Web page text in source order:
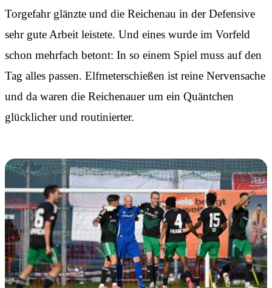
Torgefahr glänzte und die Reichenau in der Defensive
sehr gute Arbeit leistete. Und eines wurde im Vorfeld
schon mehrfach betont: In so einem Spiel muss auf den
Tag alles passen. Elfmeterschießen ist reine Nervensache
und da waren die Reichenauer um ein Quäntchen
glücklicher und routinierter.